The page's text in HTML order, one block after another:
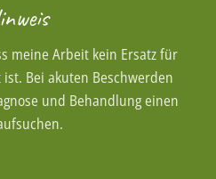
meine Arbeit kein Ersatz für
Bei akuten Beschwerden
und Behandlung einen